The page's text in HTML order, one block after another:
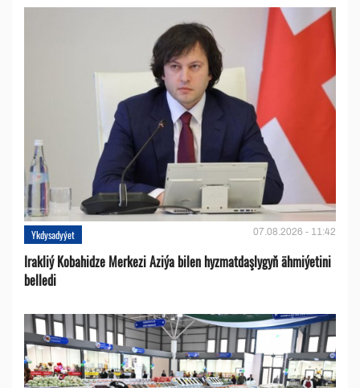
Ykdysadyýet 07.08.2026 - 11:42
Irakliý Kobahidze Merkezi Aziýa bilen hyzmatdaşlygyň ähmiýetini
belledi